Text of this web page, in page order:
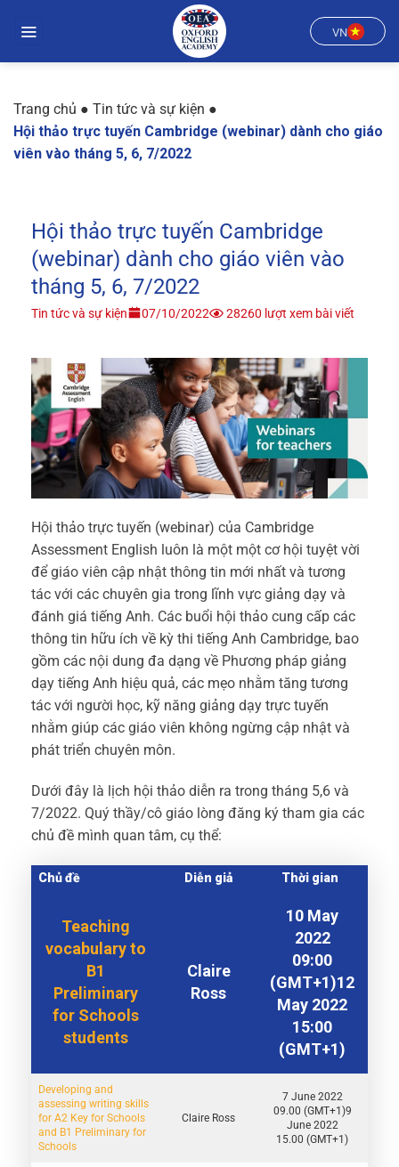
đến
VN
Trang chủ ● Tin tức và sự kiện ●
Hội thảo trực tuyến Cambridge (webinar) dành cho giáo
viên vào tháng 5, 6, 7/2022
Hội thảo trực tuyến Cambridge
(webinar) dành cho giáo viên vào
tháng 5, 6, 7/2022
Tin tức và sự kiện 07/10/2022 28260 lượt xem bài viết
Hội thảo trực tuyến (webinar) của Cambridge
Assessment English luôn là một một cơ hội tuyệt vời
để giáo viên cập nhật thông tin mới nhất và tương
tác với các chuyên gia trong lĩnh vực giảng dạy và
đánh giá tiếng Anh. Các buổi hội thảo cung cấp các
thông tin hữu ích về kỳ thi tiếng Anh Cambridge, bao
gồm các nội dung đa dạng về Phương pháp giảng
dạy tiếng Anh hiệu quả, các mẹo nhằm tăng tương
tác với người học, kỹ năng giảng dạy trực tuyến
nhằm giúp các giáo viên không ngừng cập nhật và
phát triển chuyên môn.
Dưới đây là lịch hội thảo diễn ra trong tháng 5,6 và
7/2022. Quý thầy/cô giáo lòng đăng ký tham gia các
chủ đề mình quan tâm, cụ thể:
Chủ đề Diễn giả Thời gian
Teaching
vocabulary to
B1
Preliminary
for Schools
students
Claire
Ross
10 May
2022
09:00
(GMT+1)12
May 2022
15:00
(GMT+1)
Developing and
assessing writing skills
for A2 Key for Schools
and B1 Preliminary for
Schools
Claire Ross
7 June 2022
09.00 (GMT+1)9
June 2022
15.00 (GMT+1)